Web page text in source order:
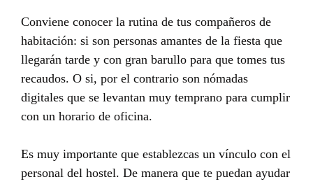
Conviene conocer la rutina de tus compañeros de
habitación: si son personas amantes de la fiesta que
llegarán tarde y con gran barullo para que tomes tus
recaudos. O si, por el contrario son nómadas
digitales que se levantan muy temprano para cumplir
con un horario de oficina.
Es muy importante que establezcas un vínculo con el
personal del hostel. De manera que te puedan ayudar